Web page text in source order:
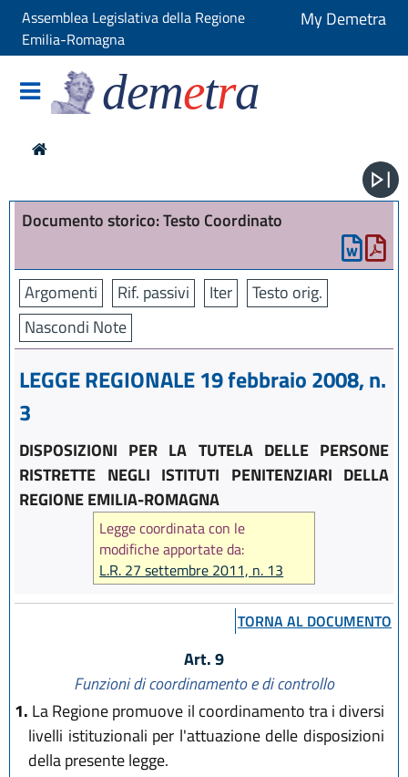
Assemblea Legislativa della Regione
Emilia-Romagna
My Demetra
demetra
Documento storico: Testo Coordinato
Argomenti Rif. passivi Iter
Testo orig.
Nascondi Note
LEGGE REGIONALE 19 febbraio 2008, n.
3
DISPOSIZIONI PER LA TUTELA DELLE PERSONE
RISTRETTE NEGLI ISTITUTI PENITENZIARI DELLA
REGIONE EMILIA-ROMAGNA
Legge coordinata con le
modifiche apportate da:
L.R. 27 settembre 2011, n. 13
TORNA AL DOCUMENTO
Art. 9
Funzioni di coordinamento e di controllo
1. La Regione promuove il coordinamento tra i diversi
livelli istituzionali per l'attuazione delle disposizioni
della presente legge.